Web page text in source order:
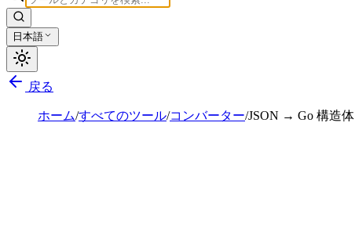
日本語
戻る
ホーム/すべてのツール/コンバーター/JSON → Go 構造体